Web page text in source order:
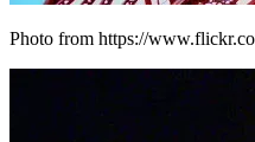
Photo from https://